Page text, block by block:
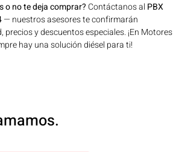
en Bogotá, Colombia. Consíguelo
Colombia.
o no te deja comprar? Contáctanos al PBX
— nuestros asesores te confirmarán
precios y descuentos especiales. ¡En Motores
hay una solución diésel para ti!